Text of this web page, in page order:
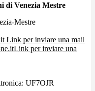
di Venezia Mestre
Mestre
Link per inviare una mail
Link per inviare una
UF7OJR